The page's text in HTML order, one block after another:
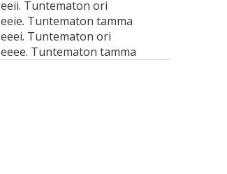
eeii. Tuntematon ori
eeie. Tuntematon tamma
eeei. Tuntematon ori
eeee. Tuntematon tamma